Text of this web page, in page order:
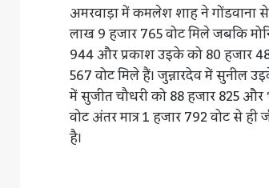
अमरवाड़ा में कमलेश शाह ने गोंडवाना
लाख 9 हजार 765 वोट मिले जबकि
944 और प्रकाश उइके को 80 हजार
567 वोट मिले हैं। जुन्नारदेव में सुनील
में सुजीत चौधरी को 88 हजार 825 और
वोट अंतर मात्र 1 हजार 792 वोट से
है।